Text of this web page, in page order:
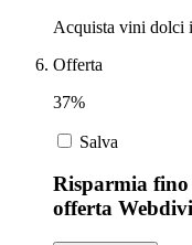
Acquista vini dolci
Offerta
37%
Salva
Risparmia fino
offerta